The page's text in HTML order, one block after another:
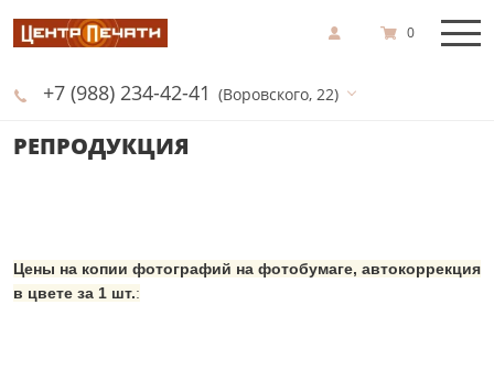
+7 (988) 234-42-41 (Воровского, 22)
0
РЕПРОДУКЦИЯ
Цены на копии фотографий на фотобумаге, автокоррекция
в цвете за 1 шт.: